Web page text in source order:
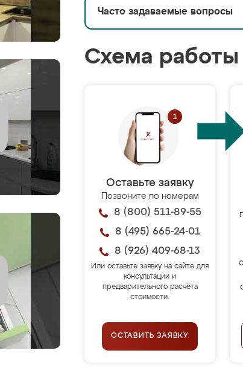
Часто задаваемые вопросы
Схема работы
Оставьте заявку
Позвоните по номерам
8 (800) 511-89-55
8 (495) 665-24-01
8 (926) 409-68-13
Или оставьте заявку на сайте для
консультации и
предварительного расчёта
стоимости.
ОСТАВИТЬ ЗАЯВКУ